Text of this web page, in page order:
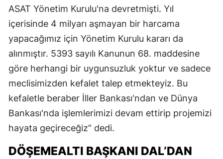
ASAT Yönetim Kurulu'na devretmişti. Yıl
içerisinde 4 milyarı aşmayan bir harcama
yapacağımız için Yönetim Kurulu kararı da
alınmıştır. 5393 sayılı Kanunun 68. maddesine
göre herhangi bir uygunsuzluk yoktur ve sadece
meclisimizden kefalet talep etmekteyiz. Bu
kefaletle beraber İller Bankası'ndan ve Dünya
Bankası'nda işlemlerimizi devam ettirip projemizi
hayata geçireceğiz” dedi.
DÖŞEMEALTI BAŞKANI DAL’DAN